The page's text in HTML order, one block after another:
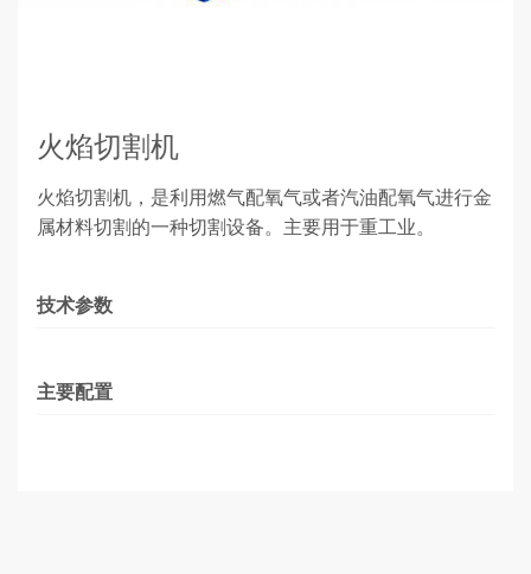
火焰切割机
火焰切割机，是利用燃气配氧气或者汽油配氧气进行金
属材料切割的一种切割设备。主要用于重工业。
技术参数
主要配置